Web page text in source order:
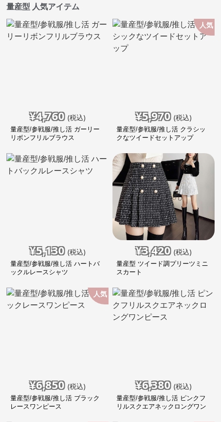
量産型 人気アイテム
¥4,760 (税込)
量産型/参戦服/推し活 ガーリー
リボンフリルブラウス
人気
¥5,970 (税込)
量産型/参戦服/推し活 クラシッ
クなツイードセットアップ
¥5,130 (税込)
量産型/参戦服/推し活 ハートバ
ックルレースシャツ
¥3,420 (税込)
量産型 ツイード調プリーツミニ
スカート
人気
¥6,850 (税込)
量産型/参戦服/推し活 ブラック
レースワンピース
¥6,380 (税込)
量産型/参戦服/推し活 ピンクフ
リルスクエアネックロングワン